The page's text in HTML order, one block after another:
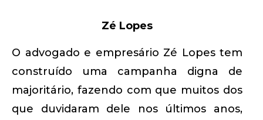
Zé Lopes
O advogado e empresário Zé Lopes tem
construído uma campanha digna de
majoritário, fazendo com que muitos dos
que duvidaram dele nos últimos anos,